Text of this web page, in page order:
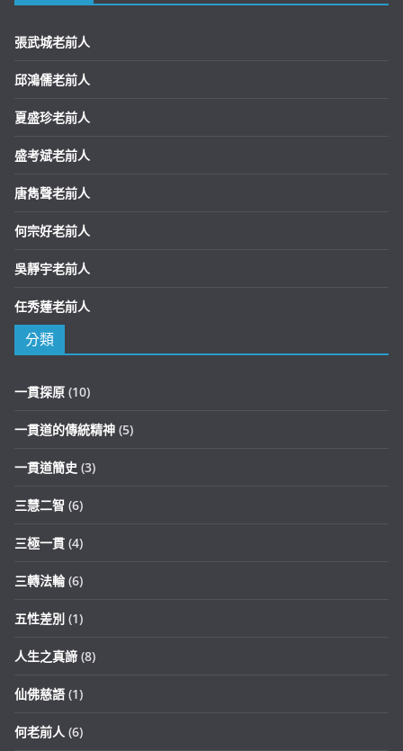
張武城老前人
邱鴻儒老前人
夏盛珍老前人
盛考斌老前人
唐雋聲老前人
何宗好老前人
吳靜宇老前人
任秀蓮老前人
分類
一貫探原 (10)
一貫道的傳統精神 (5)
一貫道簡史 (3)
三慧二智 (6)
三極一貫 (4)
三轉法輪 (6)
五性差別 (1)
人生之真諦 (8)
仙佛慈語 (1)
何老前人 (6)